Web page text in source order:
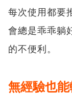
每次使用都要
會總是乖乖躺
的不便利。
無經驗也